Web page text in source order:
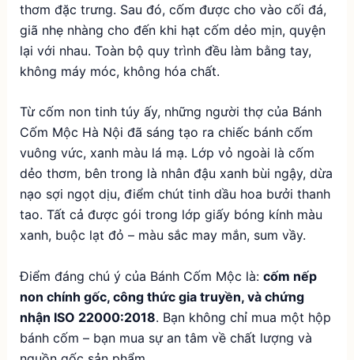
thơm đặc trưng. Sau đó, cốm được cho vào cối đá,
giã nhẹ nhàng cho đến khi hạt cốm dẻo mịn, quyện
lại với nhau. Toàn bộ quy trình đều làm bằng tay,
không máy móc, không hóa chất.
Từ cốm non tinh túy ấy, những người thợ của Bánh
Cốm Mộc Hà Nội đã sáng tạo ra chiếc bánh cốm
vuông vức, xanh màu lá mạ. Lớp vỏ ngoài là cốm
dẻo thơm, bên trong là nhân đậu xanh bùi ngậy, dừa
nạo sợi ngọt dịu, điểm chút tinh dầu hoa bưởi thanh
tao. Tất cả được gói trong lớp giấy bóng kính màu
xanh, buộc lạt đỏ – màu sắc may mắn, sum vầy.
Điểm đáng chú ý của Bánh Cốm Mộc là: cốm nếp
non chính gốc, công thức gia truyền, và chứng
nhận ISO 22000:2018. Bạn không chỉ mua một hộp
bánh cốm – bạn mua sự an tâm về chất lượng và